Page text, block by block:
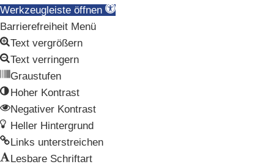
Werkzeugleiste öffnen
Barrierefreiheit Menü
Text vergrößern
Text verringern
Graustufen
Hoher Kontrast
Negativer Kontrast
Heller Hintergrund
Links unterstreichen
Lesbare Schriftart